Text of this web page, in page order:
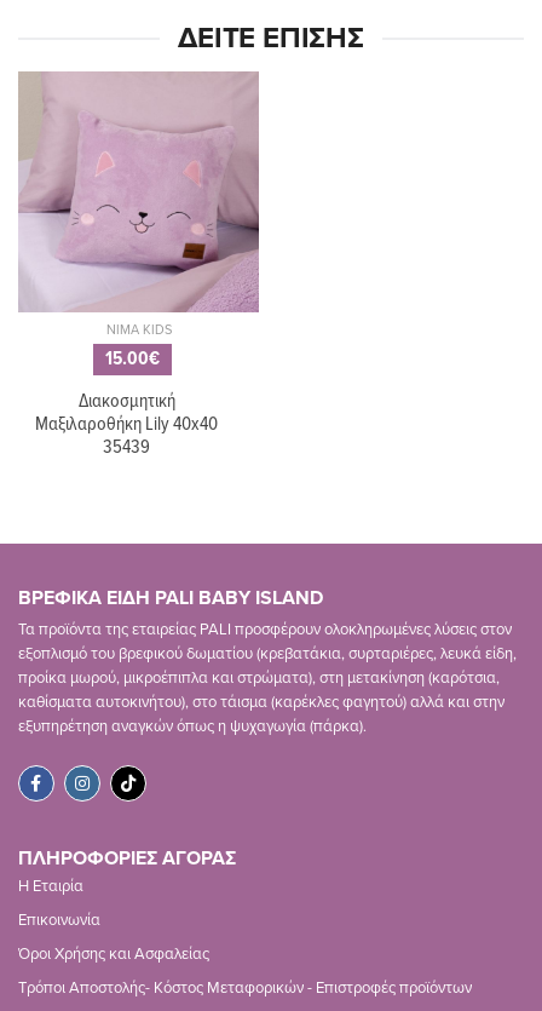
ΔΕΊΤΕ ΕΠΊΣΗΣ
NIMA KIDS
15.00€
Διακοσμητική
Μαξιλαροθήκη Lily 40x40
35439
ΒΡΕΦΙΚΑ ΕΙΔΗ PALI BABY ISLAND
Τα προϊόντα της εταιρείας PALI προσφέρουν ολοκληρωμένες λύσεις στον
εξοπλισμό του βρεφικού δωματίου (κρεβατάκια, συρταριέρες, λευκά είδη,
προίκα μωρού, μικροέπιπλα και στρώματα), στη μετακίνηση (καρότσια,
καθίσματα αυτοκινήτου), στο τάισμα (καρέκλες φαγητού) αλλά και στην
εξυπηρέτηση αναγκών όπως η ψυχαγωγία (πάρκα).
ΠΛΗΡΟΦΟΡΙΕΣ ΑΓΟΡΑΣ
Η Εταιρία
Επικοινωνία
Όροι Χρήσης και Ασφαλείας
Τρόποι Αποστολής- Κόστος Μεταφορικών - Επιστροφές προϊόντων